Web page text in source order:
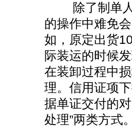
除了制单人
的操作中难免
如，原定出货
际装运的时候
在装卸过程中
理。信用证项
据单证交付的
处理”两类方式